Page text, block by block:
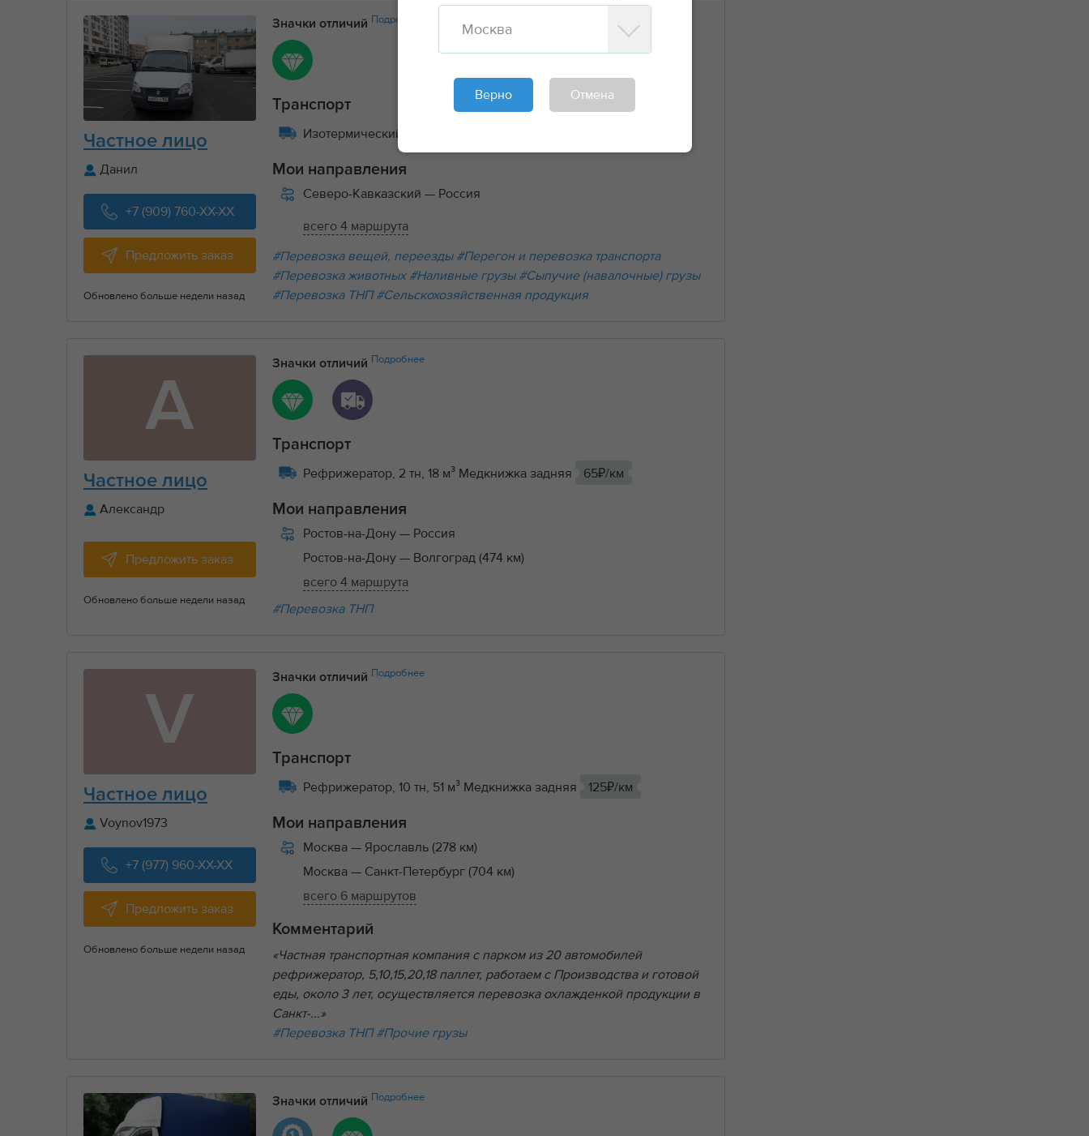
Частное лицо
Данил
+7 (909) 760-XX-XX
Предложить заказ
Обновлено больше недели назад
Значки отличий Подробнее
Транспорт
Изотермический, 2 тн, 17 м³ задняя
Мои направления
Северо-Кавказский— Россия
всего 4 маршрута
#Перевозка вещей, переезды #Перегон и перевозка транспорта
#Перевозка животных #Наливные грузы #Сыпучие (навалочные) грузы
#Перевозка ТНП #Сельскохозяйственная продукция
А
Частное лицо
Александр
Предложить заказ
Обновлено больше недели назад
Значки отличий Подробнее
Транспорт
Рефрижератор, 2 тн, 18 м³ Медкнижка задняя
65₽/км
Мои направления
Ростов-на-Дону— Россия
Ростов-на-Дону— Волгоград (474 км)
всего 4 маршрута
#Перевозка ТНП
V
Частное лицо
Voynov1973
+7 (977) 960-XX-XX
Предложить заказ
Обновлено больше недели назад
Значки отличий Подробнее
Транспорт
Рефрижератор, 10 тн, 51 м³ Медкнижка задняя
125₽/км
Мои направления
Москва— Ярославль (278 км)
Москва— Санкт-Петербург (704 км)
всего 6 маршрутов
Комментарий
«Частная транспортная компания с парком из 20 автомобилей
рефрижератор, 5,10,15,20,18 паллет, работаем с Производства и готовой
еды, около 3 лет, осуществляется перевозка охлажденкой продукции в
Санкт-...»
#Перевозка ТНП #Прочие грузы
Значки отличий Подробнее
Москва
Верно Отмена